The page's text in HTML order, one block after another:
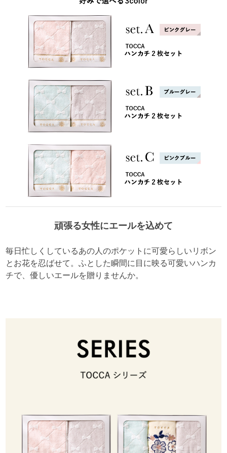
頑張る女性にエールを込めて
毎日忙しくしているあの人のポケットに可愛らしいリボン
とお花を忍ばせて。ふとした瞬間に目に映る可愛いハンカ
チで、優しいエールを贈りませんか。